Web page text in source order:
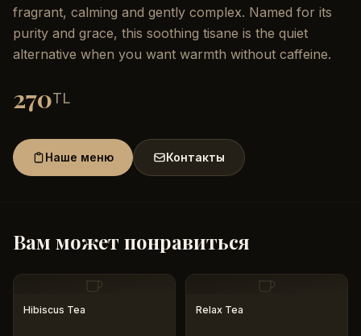
fragrant, calming and gently complex. Named for its
purity and grace, this soothing tisane is the quiet
alternative when you want warmth without caffeine.
270TL
Наше меню Контакты
Вам может понравиться
Hibiscus Tea Relax Tea